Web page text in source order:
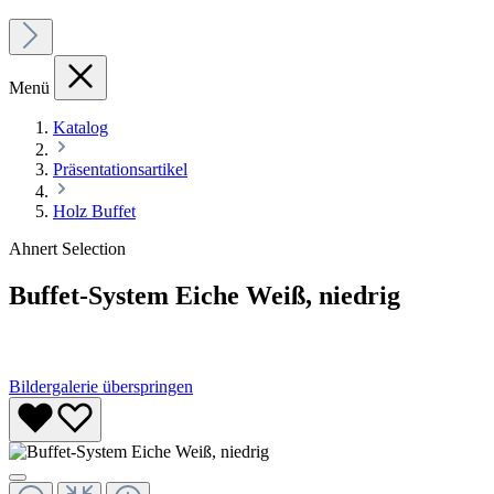
Menü
Katalog
Präsentationsartikel
Holz Buffet
Ahnert Selection
Buffet-System Eiche Weiß, niedrig
Bildergalerie überspringen